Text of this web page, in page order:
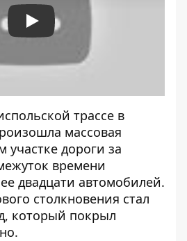
Play
трассе в
массовая
участке дороги за
времени
двадцати автомобилей.
столкновения стал
который покрыл